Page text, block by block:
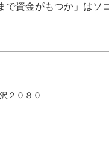
で資金がもつか」はソ
２０８０